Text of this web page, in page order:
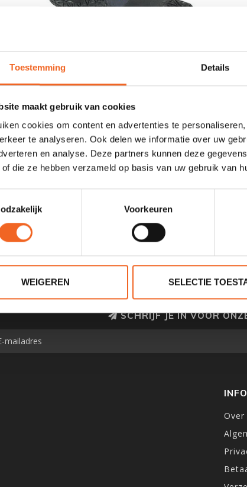
Toestemming Details
maakt gebruik van cookies
cookies om content en advertenties te
te analyseren. Ook delen we informatie over uw
en analyse. Deze partners kunnen deze
die ze hebben verzameld op basis van uw gebruik van
Voorkeuren
WEIGEREN SELECTIE
PALM DESCENDER SCHOENEN
SCHRIJF JE IN VOOR
Over